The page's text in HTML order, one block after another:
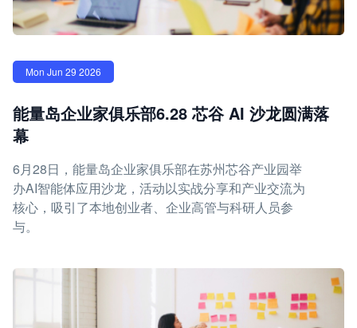
Mon Jun 29 2026
能量岛企业家俱乐部6.28 芯谷 AI 沙龙圆满落
幕
6月28日，能量岛企业家俱乐部在苏州芯谷产业园举
办AI智能体应用沙龙，活动以实战分享和产业交流为
核心，吸引了本地创业者、企业高管与科研人员参
与。